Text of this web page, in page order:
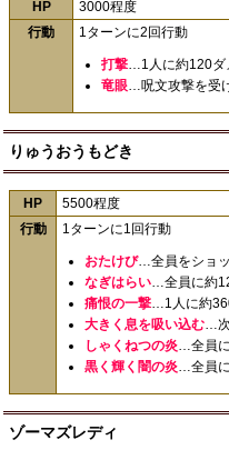
HP
3000程度
行動
1ターンに2回行動
打撃 …1人に約120ダ
竜眼 …呪文攻撃を受
りゅうおうもどき
HP
5500程度
行動
1ターンに1回行動
おたけび…全員をショ
なぎはらい …全員に約
痛恨の一撃 …1人に約
大きく息を吸い込む …
しゃくねつの炎 …全員
黒く輝く闇の炎 …全員
ゾーマズレディ